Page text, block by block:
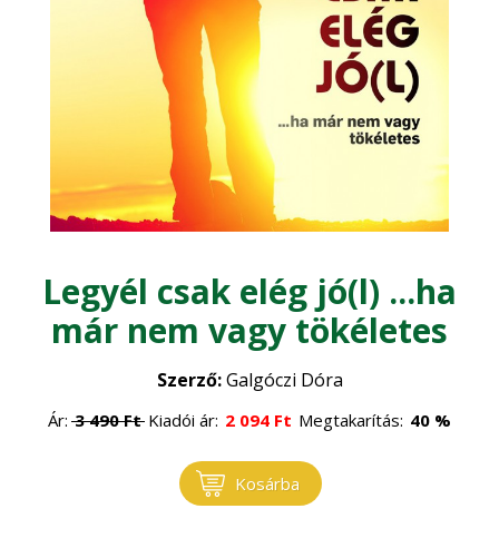
Szarvasmarha
Általános állattenyésztés
Általános faipar
Gépesítés
Műszaki ismeretek
Gombatermesztés
Gombászkodás
Környezet, energia
Növénytermesztés
Általános növénytermesztés
Ökológiai gazdálkodás
Legyél csak elég jó(l) ...ha
már nem vagy tökéletes
Szerző:Galgóczi Dóra
Ár: 3 490Ft Kiadói ár: 2 094 Ft Megtakarítás: 40 %
Kosárba